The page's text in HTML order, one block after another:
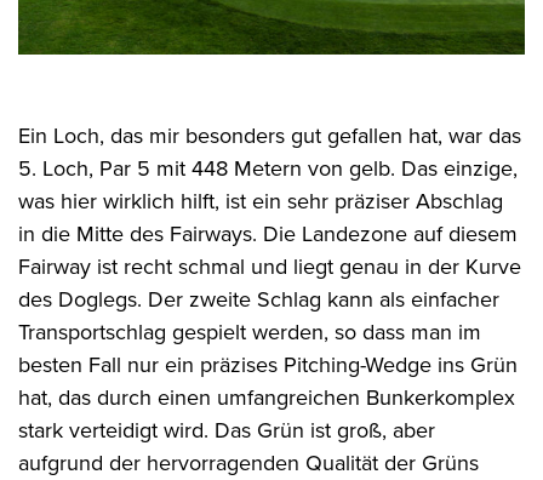
Ein Loch, das mir besonders gut gefallen hat, war das
5. Loch, Par 5 mit 448 Metern von gelb. Das einzige,
was hier wirklich hilft, ist ein sehr präziser Abschlag
in die Mitte des Fairways. Die Landezone auf diesem
Fairway ist recht schmal und liegt genau in der Kurve
des Doglegs. Der zweite Schlag kann als einfacher
Transportschlag gespielt werden, so dass man im
besten Fall nur ein präzises Pitching-Wedge ins Grün
hat, das durch einen umfangreichen Bunkerkomplex
stark verteidigt wird. Das Grün ist groß, aber
aufgrund der hervorragenden Qualität der Grüns